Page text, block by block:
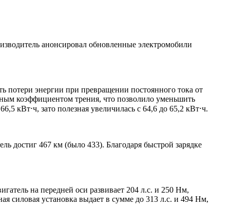
анонсировал обновленные электромобили
потери энергии при превращении постоянного тока от
коэффициентом трения, что позволило уменьшить
кВт⋅ч, зато полезная увеличилась с 64,6 до 65,2 кВт⋅ч.
достиг 467 км (было 433). Благодаря быстрой зарядке
на передней оси развивает 204 л.с. и 250 Нм,
силовая установка выдает в сумме до 313 л.с. и 494 Нм,